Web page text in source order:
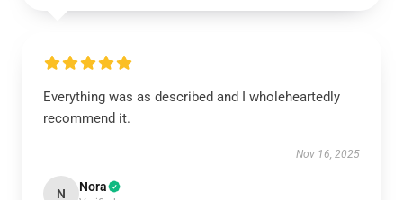
Everything was as described and I wholeheartedly
recommend it.
Nov 16, 2025
N Nora